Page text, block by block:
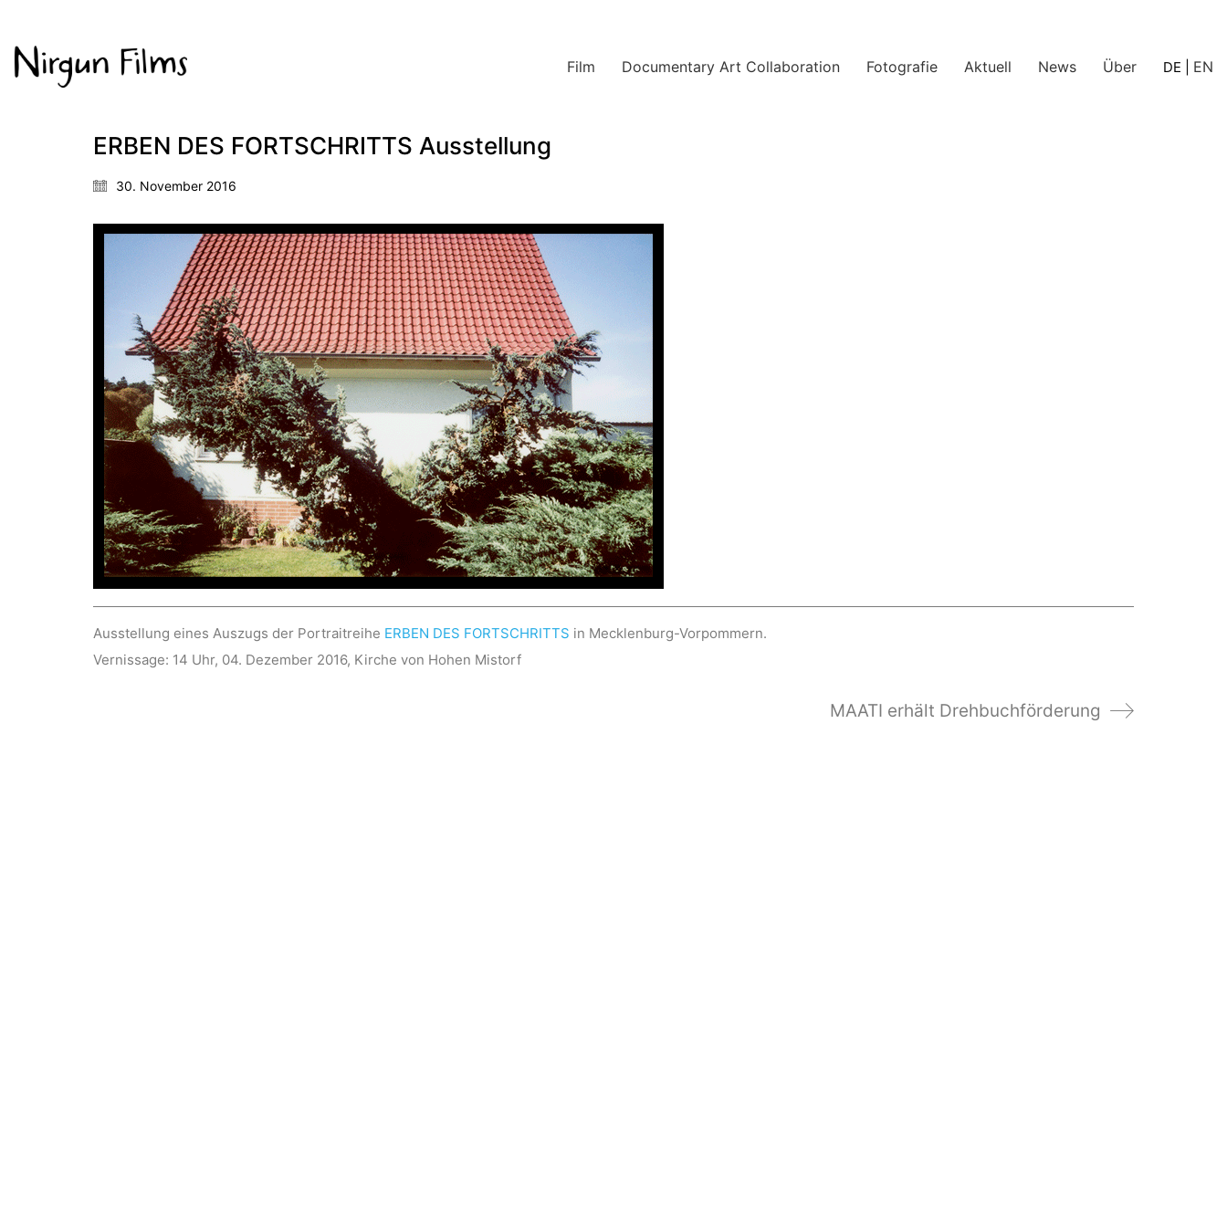
Film Documentary Art Collaboration Fotografie Aktuell News Über DE EN
ERBEN DES FORTSCHRITTS Ausstellung
30. November 2016
Ausstellung eines Auszugs der Portraitreihe ERBEN DES FORTSCHRITTS in Mecklenburg-Vorpommern.
Vernissage: 14 Uhr, 04. Dezember 2016, Kirche von Hohen Mistorf
MAATI erhält Drehbuchförderung